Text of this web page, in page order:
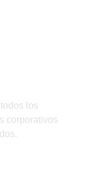
los
corporativos